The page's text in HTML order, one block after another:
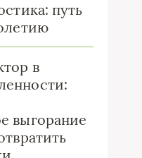
путь
в
выгорание